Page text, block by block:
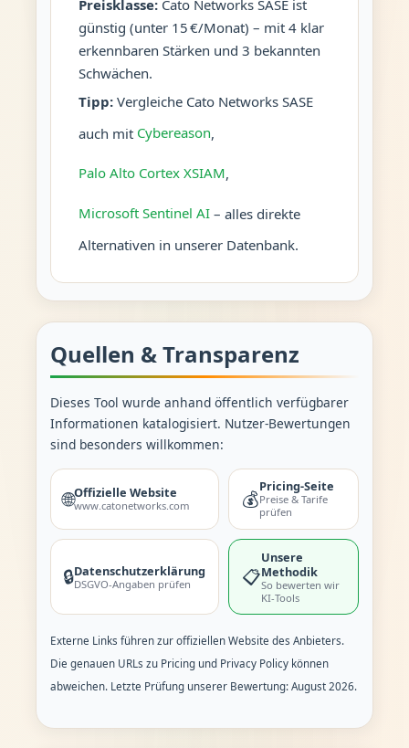
Preisklasse:Cato Networks SASE ist
günstig (unter 15 €/Monat) – mit 4 klar
erkennbaren Stärken und 3 bekannten
Schwächen.
Tipp:Vergleiche Cato Networks SASE
auch mit Cybereason,
Palo Alto Cortex XSIAM,
Microsoft Sentinel AI– alles direkte
Alternativen in unserer Datenbank.
Quellen & Transparenz
Dieses Tool wurde anhand öffentlich verfügbarer
Informationen katalogisiert. Nutzer-Bewertungen
sind besonders willkommen:
🌐Offizielle Website
www.catonetworks.com 💰
Pricing-Seite
Preise & Tarife
prüfen
🔒Datenschutzerklärung
DSGVO-Angaben prüfen 📋
Unsere
Methodik
So bewerten wir
KI-Tools
Externe Links führen zur offiziellen Website des Anbieters.
Die genauen URLs zu Pricing und Privacy Policy können
abweichen. Letzte Prüfung unserer Bewertung: August 2026.